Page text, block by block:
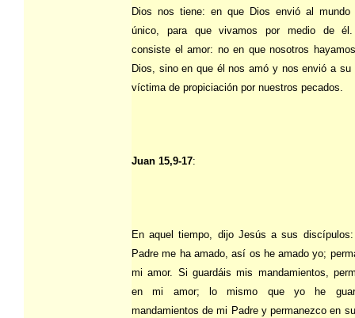
Dios nos tiene: en que Dios envió al
único, para que vivamos por medio de
consiste el amor: no en que nosotros
Dios, sino en que él nos amó y nos envió a su
víctima de propiciación por nuestros pecados.
Juan 15,9-17:
En aquel tiempo, dijo Jesús a sus discípulos:
Padre me ha amado, así os he amado yo;
mi amor. Si guardáis mis mandamientos,
en mi amor; lo mismo que yo he
mandamientos de mi Padre y permanezco en